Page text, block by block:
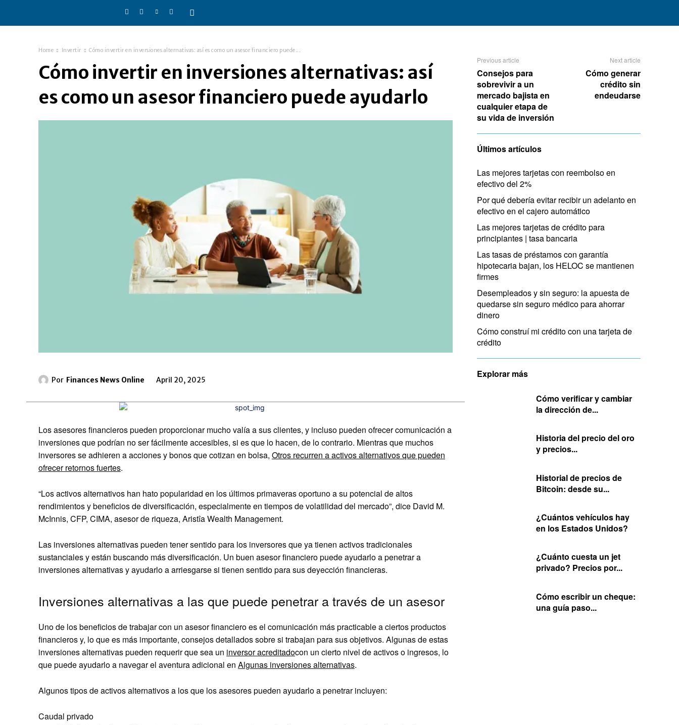
Home Invertir Cómo invertir en inversiones alternativas: así es como un asesor financiero puede...
Cómo invertir en inversiones alternativas: así
es como un asesor financiero puede ayudarlo
Por Finances News Online April 20, 2025
Los asesores financieros pueden proporcionar mucho valía a sus clientes, y incluso pueden ofrecer comunicación a
inversiones que podrían no ser fácilmente accesibles, si es que lo hacen, de lo contrario. Mientras que muchos
inversores se adhieren a acciones y bonos que cotizan en bolsa, Otros recurren a activos alternativos que pueden
ofrecer retornos fuertes.
“Los activos alternativos han hato popularidad en los últimos primaveras oportuno a su potencial de altos
rendimientos y beneficios de diversificación, especialmente en tiempos de volatilidad del mercado”, dice David M.
McInnis, CFP, CIMA, asesor de riqueza, Aristîa Wealth Management.
Las inversiones alternativas pueden tener sentido para los inversores que ya tienen activos tradicionales
sustanciales y están buscando más diversificación. Un buen asesor financiero puede ayudarlo a penetrar a
inversiones alternativas y ayudarlo a arriesgarse si tienen sentido para sus deyección financieras.
Inversiones alternativas a las que puede penetrar a través de un asesor
Uno de los beneficios de trabajar con un asesor financiero es el comunicación más practicable a ciertos productos
financieros y, lo que es más importante, consejos detallados sobre si trabajan para sus objetivos. Algunas de estas
inversiones alternativas pueden requerir que sea un inversor acreditadocon un cierto nivel de activos o ingresos, lo
que puede ayudarlo a navegar el aventura adicional en Algunas inversiones alternativas.
Algunos tipos de activos alternativos a los que los asesores pueden ayudarlo a penetrar incluyen:
Caudal privado
Previous article
Consejos para
sobrevivir a un
mercado bajista en
cualquier etapa de
su vida de inversión
Next article
Cómo generar
crédito sin
endeudarse
Últimos artículos
Las mejores tarjetas con reembolso en
efectivo del 2%
Por qué debería evitar recibir un adelanto en
efectivo en el cajero automático
Las mejores tarjetas de crédito para
principiantes | tasa bancaria
Las tasas de préstamos con garantía
hipotecaria bajan, los HELOC se mantienen
firmes
Desempleados y sin seguro: la apuesta de
quedarse sin seguro médico para ahorrar
dinero
Cómo construí mi crédito con una tarjeta de
crédito
Explorar más
Cómo verificar y cambiar
la dirección de...
Historia del precio del oro
y precios...
Historial de precios de
Bitcoin: desde su...
¿Cuántos vehículos hay
en los Estados Unidos?
¿Cuánto cuesta un jet
privado? Precios por...
Cómo escribir un cheque:
una guía paso...